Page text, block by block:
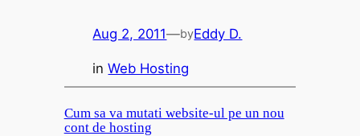
Aug 2, 2011—byEddy D.
inWeb Hosting
Cum sa va mutati website-ul pe un nou
cont de hosting